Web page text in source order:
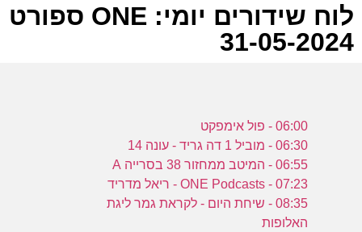
לוח שידורים יומי: ONE ספורט
31-05-2024
06:00 - פול אימפקט
06:30 - מוביל 1 דה גריד - עונה 14
06:55 - המיטב ממחזור 38 בסרייה A
07:23 - ONE Podcasts - ריאל מדריד
08:35 - שיחת היום - לקראת גמר ליגת
האלופות